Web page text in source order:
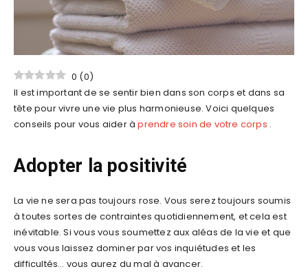
0 (0)
Il est important de se sentir bien dans son corps et dans sa
tête pour vivre une vie plus harmonieuse. Voici quelques
conseils pour vous aider àprendre soin de votre corps .
Adopter la positivité
La vie ne sera pas toujours rose. Vous serez toujours soumis
à toutes sortes de contraintes quotidiennement, et cela est
inévitable. Si vous vous soumettez aux aléas de la vie et que
vous vous laissez dominer par vos inquiétudes et les
difficultés… vous aurez du mal à avancer.